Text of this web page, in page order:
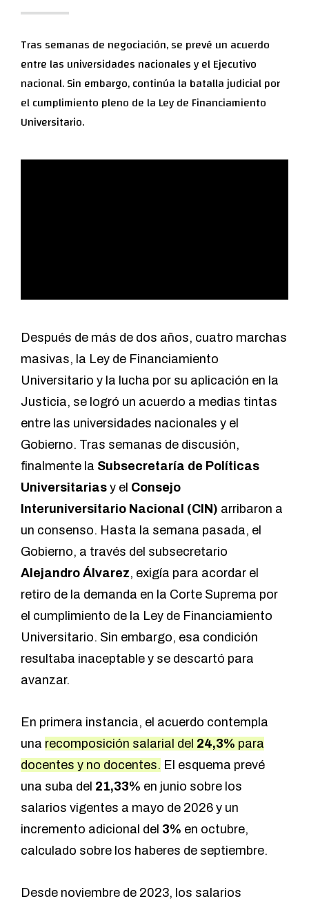
Tras semanas de negociación, se prevé un acuerdo
entre las universidades nacionales y el Ejecutivo
nacional. Sin embargo, continúa la batalla judicial por
el cumplimiento pleno de la Ley de Financiamiento
Universitario.
Después de más de dos años, cuatro marchas
masivas, la Ley de Financiamiento
Universitario y la lucha por su aplicación en la
Justicia, se logró un acuerdo a medias tintas
entre las universidades nacionales y el
Gobierno. Tras semanas de discusión,
finalmente la Subsecretaría de Políticas
Universitarias y el Consejo
Interuniversitario Nacional (CIN) arribaron a
un consenso. Hasta la semana pasada, el
Gobierno, a través del subsecretario
Alejandro Álvarez, exigía para acordar el
retiro de la demanda en la Corte Suprema por
el cumplimiento de la Ley de Financiamiento
Universitario. Sin embargo, esa condición
resultaba inaceptable y se descartó para
avanzar.
En primera instancia, el acuerdo contempla
una recomposición salarial del 24,3% para
docentes y no docentes. El esquema prevé
una suba del 21,33% en junio sobre los
salarios vigentes a mayo de 2026 y un
incremento adicional del 3% en octubre,
calculado sobre los haberes de septiembre.
Desde noviembre de 2023, los salarios